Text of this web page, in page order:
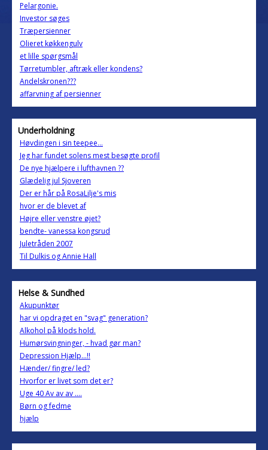
Pelargonie.
Investor søges
Træpersienner
Olieret køkkengulv
et lille spørgsmål
Tørretumbler, aftræk eller kondens?
Andelskronen???
affarvning af persienner
Underholdning
Høvdingen i sin teepee...
Jeg har fundet solens mest besøgte profil
De nye hjælpere i lufthavnen ??
Glædelig jul Sjoveren
Der er hår på RosaLilje's mis
hvor er de blevet af
Højre eller venstre øjet?
bendte- vanessa kongsrud
Juletråden 2007
Til Dulkis og Annie Hall
Helse & Sundhed
Akupunktør
har vi opdraget en "svag" generation?
Alkohol på klods hold.
Humørsvingninger, - hvad gør man?
Depression Hjælp...!!
Hænder/ fingre/ led?
Hvorfor er livet som det er?
Uge 40 Av av av ....
Børn og fedme
hjælp